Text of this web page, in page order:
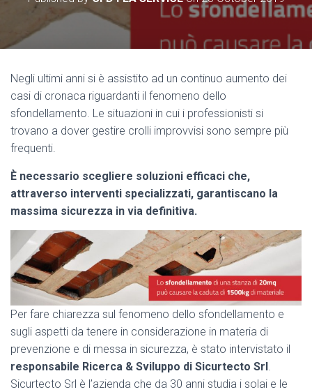
Negli ultimi anni si è assistito ad un continuo aumento dei
casi di cronaca riguardanti il fenomeno dello
sfondellamento. Le situazioni in cui i professionisti si
trovano a dover gestire crolli improvvisi sono sempre più
frequenti.
È necessario scegliere soluzioni efficaci che,
attraverso interventi specializzati, garantiscano la
massima sicurezza in via definitiva.
Per fare chiarezza sul fenomeno dello sfondellamento e
sugli aspetti da tenere in considerazione in materia di
prevenzione e di messa in sicurezza, è stato intervistato il
responsabile Ricerca & Sviluppo di Sicurtecto Srl .
Sicurtecto Srl è l’azienda che da 30 anni studia i solai e le